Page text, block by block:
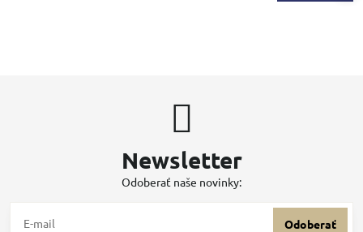
Newsletter
Odoberať naše novinky:
Odoberať